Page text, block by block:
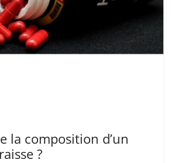
la composition d’un
?